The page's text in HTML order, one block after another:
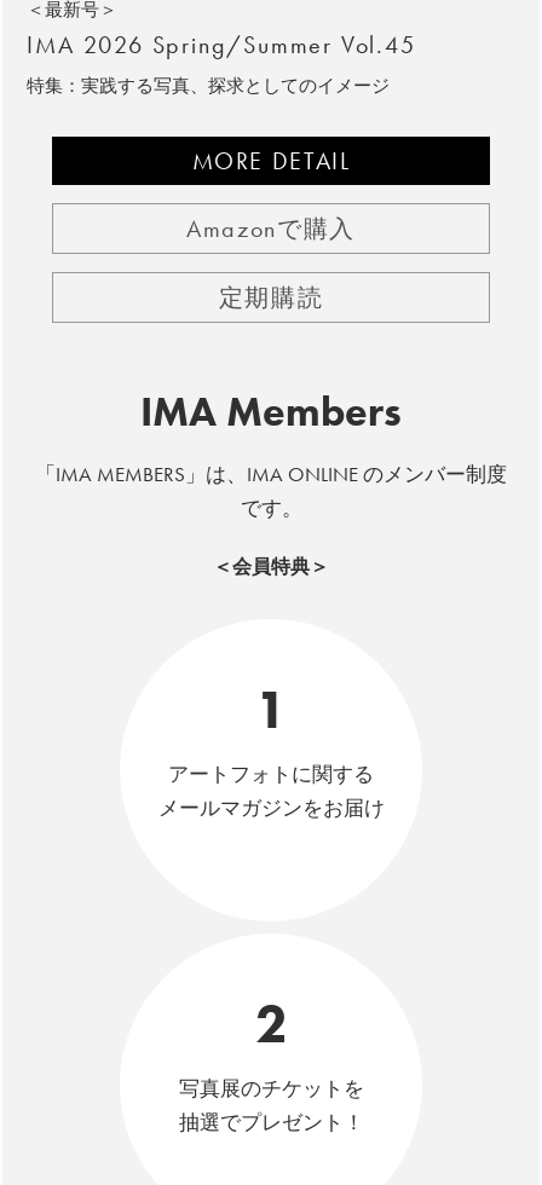
＜最新号＞
IMA 2026 Spring/Summer Vol.45
特集：実践する写真、探求としてのイメージ
MORE DETAIL
Amazonで購入
定期購読
IMA Members
「IMA MEMBERS」は、IMA ONLINE のメンバー制度
です。
＜会員特典＞
1
アートフォトに関する
メールマガジンをお届け
2
写真展のチケットを
抽選でプレゼント！